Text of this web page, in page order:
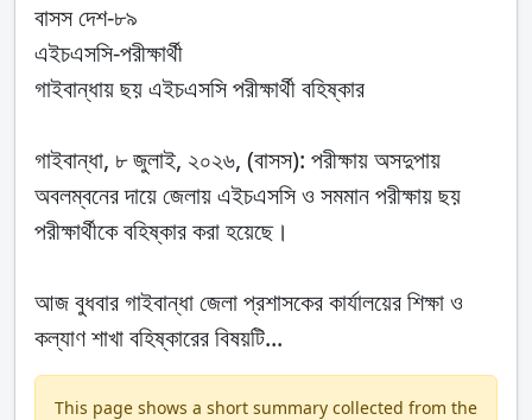
বাসস দেশ-৮৯
এইচএসসি-পরীক্ষার্থী
গাইবান্ধায় ছয় এইচএসসি পরীক্ষার্থী বহিষ্কার
গাইবান্ধা, ৮ জুলাই, ২০২৬, (বাসস): পরীক্ষায় অসদুপায়
অবলম্বনের দায়ে জেলায় এইচএসসি ও সমমান পরীক্ষায় ছয়
পরীক্ষার্থীকে বহিষ্কার করা হয়েছে।
আজ বুধবার গাইবান্ধা জেলা প্রশাসকের কার্যালয়ের শিক্ষা ও
কল্যাণ শাখা বহিষ্কারের বিষয়টি...
This page shows a short summary collected from the